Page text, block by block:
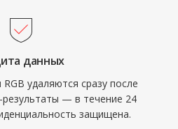
данных
удаляются сразу после
результаты — в течение 24
защищена.